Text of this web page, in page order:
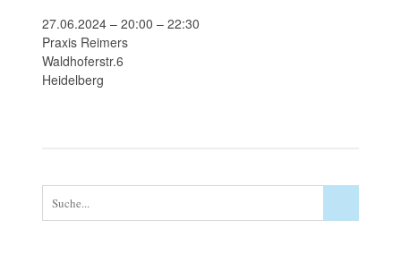
27.06.2024 – 20:00 – 22:30
Praxis Reimers
Waldhoferstr.6
Heidelberg